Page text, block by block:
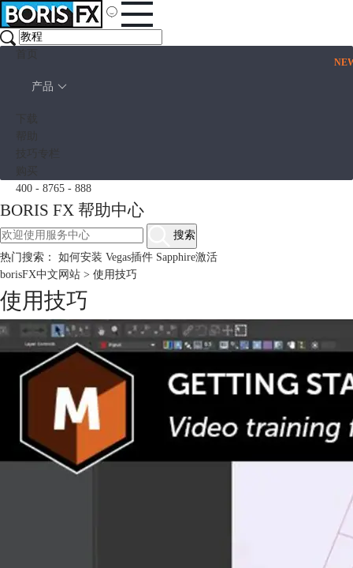
产品
400 - 8765 - 888
BORIS FX 帮助中心
搜索
热门搜索： 如何安装 Vegas插件 Sapphire激活
borisFX中文网站 > 使用技巧
使用技巧